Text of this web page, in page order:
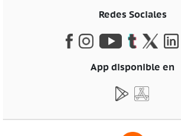
Redes Sociales
App disponible en